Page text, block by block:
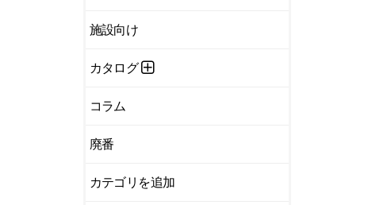
施設向け
カタログ
コラム
廃番
カテゴリを追加